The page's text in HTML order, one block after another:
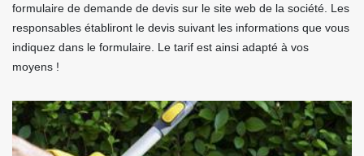
formulaire de demande de devis sur le site web de la société. Les
responsables établiront le devis suivant les informations que vous
indiquez dans le formulaire. Le tarif est ainsi adapté à vos
moyens !